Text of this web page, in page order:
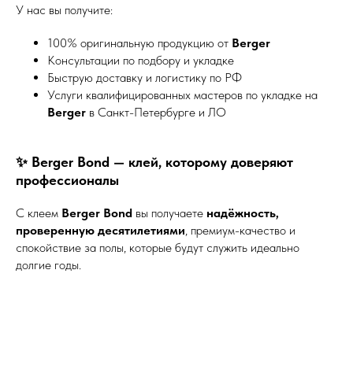
У нас вы получите:
100% оригинальную продукцию от Berger
Консультации по подбору и укладке
Быструю доставку и логистику по РФ
Услуги квалифицированных мастеров по укладке на
Berger в Санкт-Петербурге и ЛО
✨ Berger Bond — клей, которому доверяют
профессионалы
С клеем Berger Bond вы получаете надёжность,
проверенную десятилетиями, премиум-качество и
спокойствие за полы, которые будут служить идеально
долгие годы.